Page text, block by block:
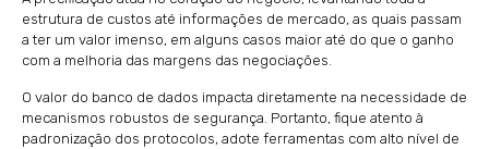
estrutura de custos até informações de mercado, as quais passam
a ter um valor imenso, em alguns casos maior até do que o ganho
com a melhoria das margens das negociações.
O valor do banco de dados impacta diretamente na necessidade de
mecanismos robustos de segurança. Portanto, fique atento à
padronização dos protocolos, adote ferramentas com alto nível de